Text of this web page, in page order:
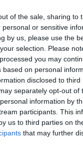
of the sale, sharing to
personal or sensitive
by us, please use the
selection. Please
you may
based on personal
disclosed to
separately opt-out of
information by
participants. This
us to third parties on
that may further
mismo equipo
dos cosas:
gratuito
suscripción) y
va a ser el
después del
experimentando
podcasts.